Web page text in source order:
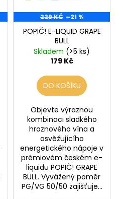
229 KČ –21 %
POPIČ! E-LIQUID GRAPE
BULL
Skladem (>5 ks)
179 Kč
DO KOŠÍKU
Objevte výraznou
kombinaci sladkého
hroznového vína a
osvěžujícího
energetického nápoje v
prémiovém českém e-
liquidu POPIČ! GRAPE
BULL. Vyvážený poměr
PG/VG 50/50 zajišťuje...